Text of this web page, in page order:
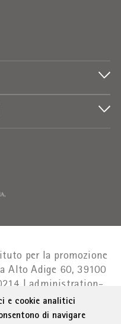
per la promozione
Alto Adige 60, 39100
|administration-
e cookie analitici
di navigare